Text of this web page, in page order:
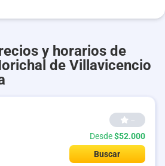
y horarios de
de Villavicencio
--
Desde$52.000
Buscar